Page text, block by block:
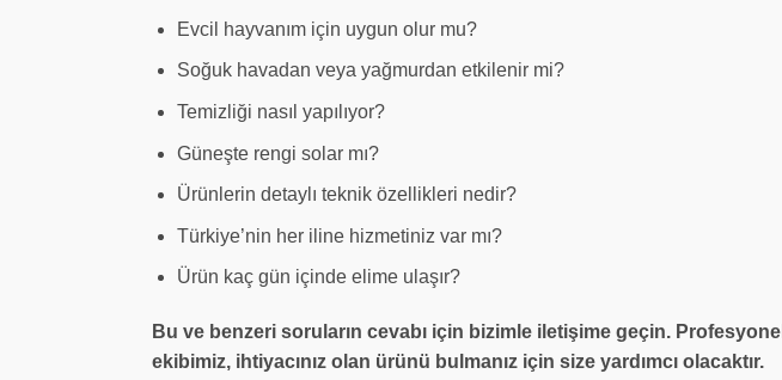
Evcil hayvanım için uygun olur mu?
Soğuk havadan veya yağmurdan etkilenir mi?
Temizliği nasıl yapılıyor?
Güneşte rengi solar mı?
Ürünlerin detaylı teknik özellikleri nedir?
Türkiye’nin her iline hizmetiniz var mı?
Ürün kaç gün içinde elime ulaşır?
Bu ve benzeri soruların cevabı için bizimle iletişime geçin. Profesyonel
ekibimiz, ihtiyacınız olan ürünü bulmanız için size yardımcı olacaktır.